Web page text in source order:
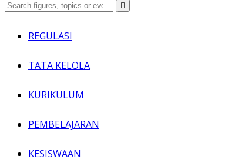
REGULASI
TATA KELOLA
KURIKULUM
PEMBELAJARAN
KESISWAAN